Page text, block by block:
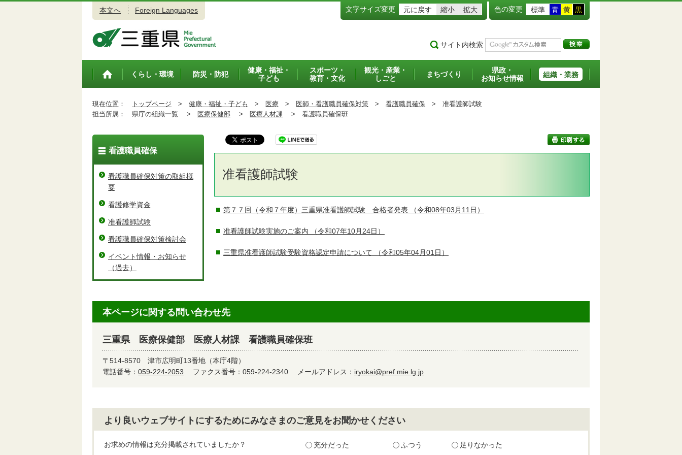
本文へ Foreign Languages 文字サイズ変更 元に戻す 縮小 拡大 色の変更 標準 青 黄 黒
サイト内検索
トップペ
くらし・環境 防災・防犯
健康・福祉・
子ども
スポーツ・
教育・文化
観光・産業・
しごと
まちづくり
県政・
お知らせ情報
組織・業務
現在位置： トップページ > 健康・福祉・子ども > 医療 > 医師・看護職員確保対策 > 看護職員確保 > 准看護師試験
担当所属：
県庁の組織一覧 > 医療保健部 > 医療人材課 > 看護職員確保班
准看護師試験
第７７回（令和７年度）三重県准看護師試験 合格者発表 （令和08年03月11日）
准看護師試験実施のご案内 （令和07年10月24日）
三重県准看護師試験受験資格認定申請について （令和05年04月01日）
看護職員確保
看護職員確保対策の取組概
要
看護修学資金
准看護師試験
看護職員確保対策検討会
イベント情報・お知らせ
（過去）
本ページに関する問い合わせ先
三重県 医療保健部 医療人材課 看護職員確保班
〒514-8570 津市広明町13番地（本庁4階）
電話番号： 059-224-2053 ファクス番号：059-224-2340 メールアドレス： iryokai@pref.mie.lg.jp
より良いウェブサイトにするためにみなさまのご意見をお聞かせください
お求めの情報は充分掲載されていましたか？ 充分だった ふつう 足りなかった